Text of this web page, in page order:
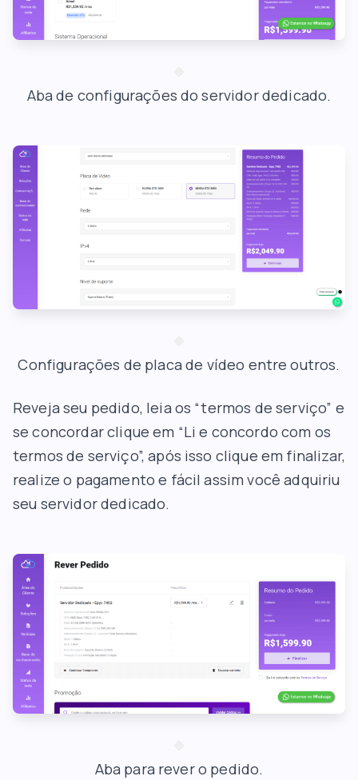
Aba de configurações do servidor dedicado.
Configurações de placa de vídeo entre outros.
Reveja seu pedido, leia os “termos de serviço” e
se concordar clique em “Li e concordo com os
termos de serviço”, após isso clique em finalizar,
realize o pagamento e fácil assim você adquiriu
seu servidor dedicado.
Aba para rever o pedido.